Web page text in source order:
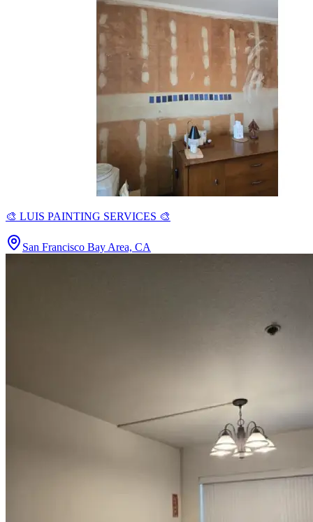
🎨 LUIS PAINTING SERVICES 🎨
San Francisco Bay Area, CA